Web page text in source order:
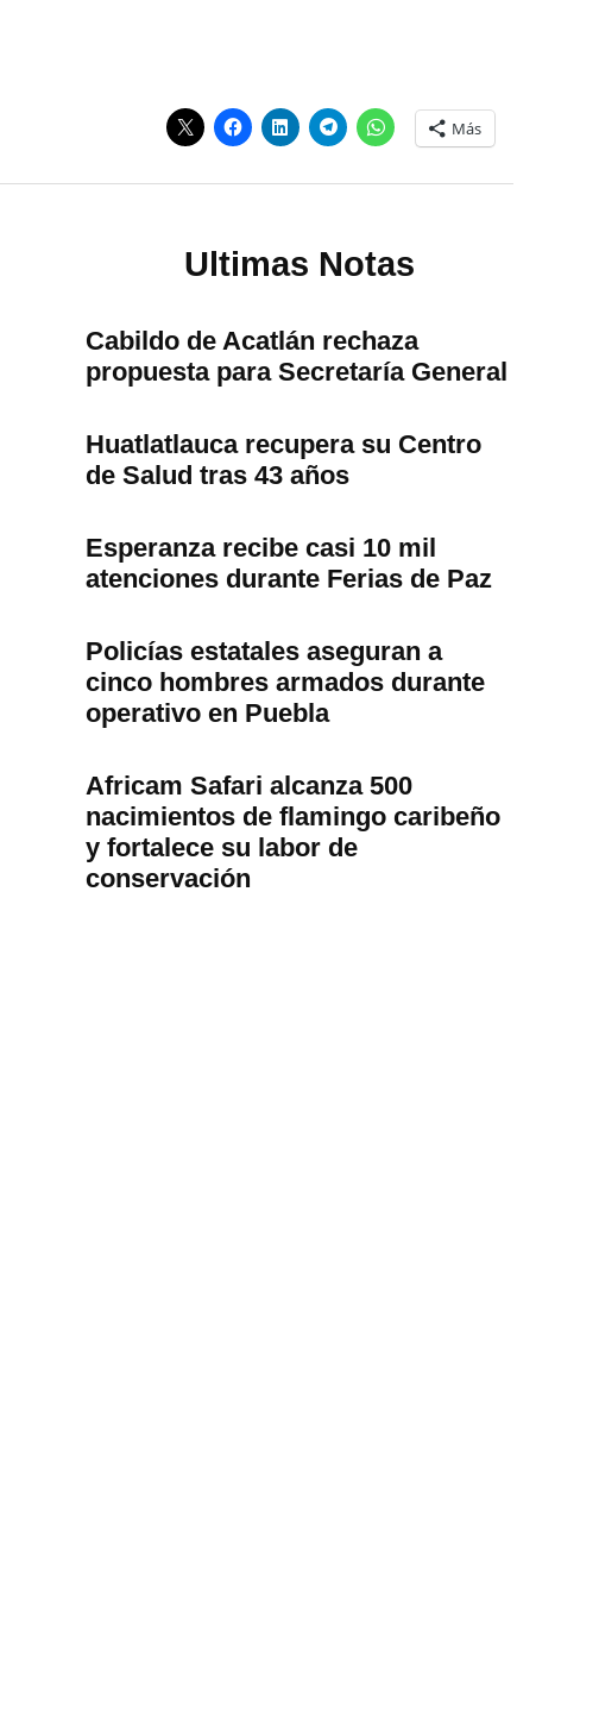
Más
Ultimas Notas
Cabildo de Acatlán rechaza
propuesta para Secretaría General
Huatlatlauca recupera su Centro
de Salud tras 43 años
Esperanza recibe casi 10 mil
atenciones durante Ferias de Paz
Policías estatales aseguran a
cinco hombres armados durante
operativo en Puebla
Africam Safari alcanza 500
nacimientos de flamingo caribeño
y fortalece su labor de
conservación